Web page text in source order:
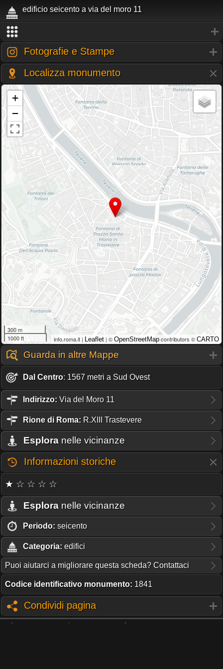
edificio seicento a via del moro 11
Fotografie e Stampe
Localizza monumento
+
−
300 m
1000 ft
info.roma.it | Leaflet | © OpenStreetMap contributors © CARTO
Guarda in altre Mappe
Dal Centro: 1567 metri a Sud Ovest
Indirizzo: Via del Moro 11
Rione di Roma: R.XIII Trastevere
Esplora nelle vicinanze
Informazioni storiche
★ ☆ ☆ ☆ ☆
Esplora nelle vicinanze
Periodo: seicento
Categoria: edifici
Puoi aiutarci a migliorare questa scheda? Contattaci
Codice identificativo monumento: 1841
Condividi pagina